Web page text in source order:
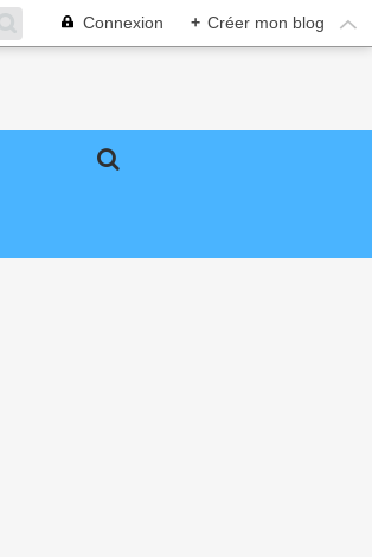
Connexion + Créer mon blog